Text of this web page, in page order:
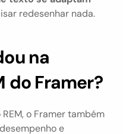
redesenhar nada.
na
do Framer?
o Framer também
e